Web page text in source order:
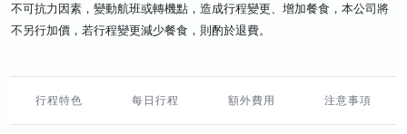
不可抗力因素，變動航班或轉機點，造成行程變更、增加餐食，本公司將
不另行加價，若行程變更減少餐食，則酌於退費。
行程特色 每日行程 額外費用 注意事項